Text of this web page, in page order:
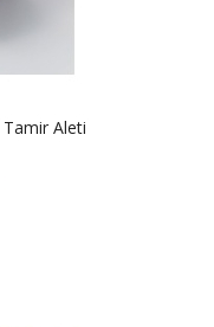
Aleti